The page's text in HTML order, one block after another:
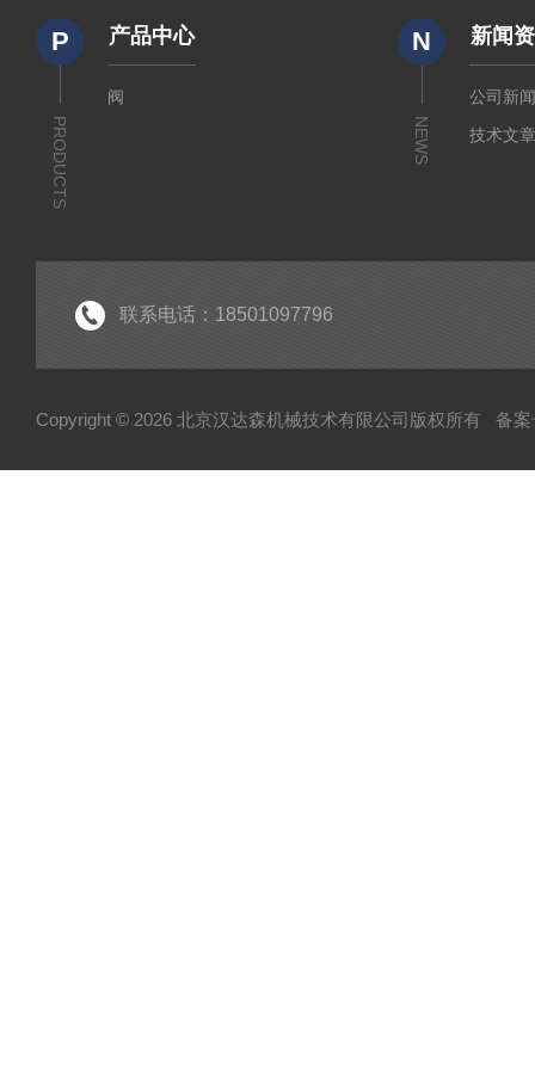
P
PRODUCTS
产品中心
阀
N
NEWS
新闻
公司新
技术文
联系电话：18501097796
Copyright © 2026 北京汉达森机械技术有限公司版权所有 备案